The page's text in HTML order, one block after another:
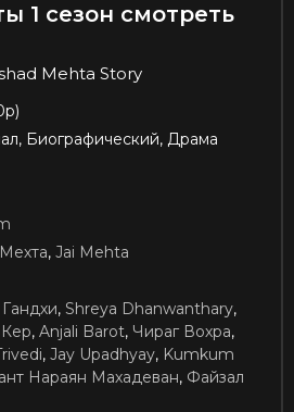
1 сезон смотреть
Mehta Story
Биографический, Драма
, Jai Mehta
, Shreya Dhanwanthary,
, Anjali Barot, Чираг Вохра,
, Jay Upadhyay, Kumkum
Нараян Махадеван, Файзал